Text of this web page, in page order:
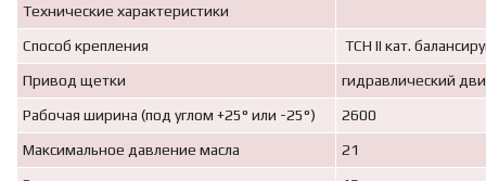
Технические характеристики
Способ крепления
ТСН II кат.
Привод щетки
гидравлический
Рабочая ширина (под углом +25° или -25°)
2600
Максимальное давление масла
21